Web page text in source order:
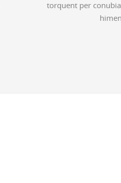
torquent per